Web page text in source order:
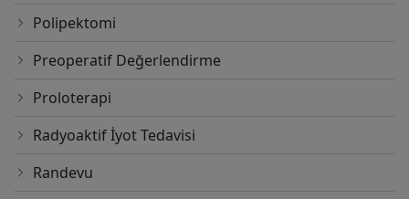
Polipektomi
Preoperatif Değerlendirme
Proloterapi
Radyoaktif İyot Tedavisi
Randevu